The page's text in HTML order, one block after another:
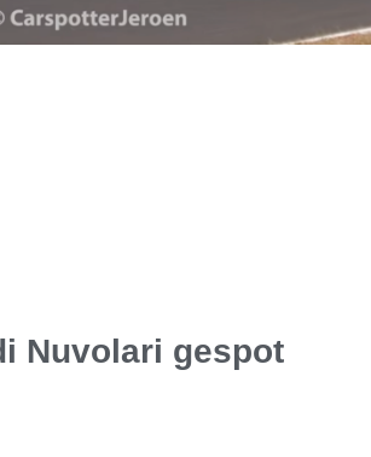
Nuvolari gespot